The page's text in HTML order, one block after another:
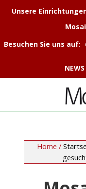
Unsere
Besuchen Sie uns auf:
NEWS
Home /